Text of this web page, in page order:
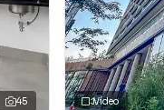
45 Vídeo